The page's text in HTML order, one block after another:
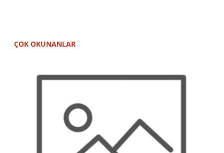
ÇOK OKUNANLAR